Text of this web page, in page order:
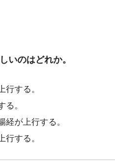
いのはどれか。
する。
。
が上行する。
する。